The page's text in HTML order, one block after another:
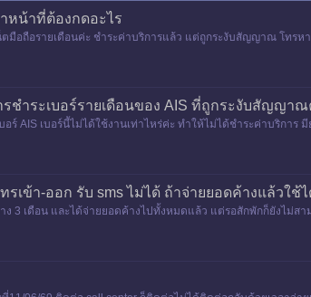
าหน้าที่ต้องกดอะไร
มือถือรายเดือนค่ะ ชำระค่าบริการแล้ว แต่ถูกระงับสัญญาณ โทรหา
รชำระเบอร์รายเดือนของ AIS ที่ถูกระงับสัญญาณ
อร์ AIS เบอร์นี้ไม่ได้ใช้งานเท่าไหร่ค่ะ ทำให้ไม่ได้ชำระค่าบริกา
มารถทำได้ ติดต่อ call
เข้า-ออก รับ sms ไม่ได้ ถ้าจ่ายยอดค้างแล้วใช้
าง 3 เดือน และได้จ่ายยอดค้างไปทั้งหมดแล้ว แต่รอสักพักก็ยังไม่